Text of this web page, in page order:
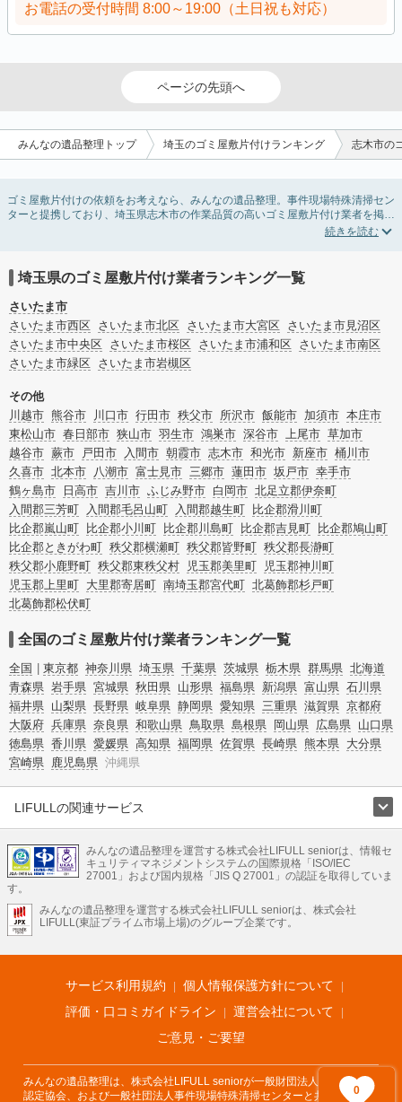
0
お電話の受付時間 8:00～19:00（土日祝も対応）
ページの先頭へ
みんなの遺品整理トップ 埼玉のゴミ屋敷片付けランキング 志木市の
ゴミ屋敷片付けの依頼をお考えなら、みんなの遺品整理。事件現場特殊清掃セン
ターと提携しており、埼玉県志木市の作業品質の高いゴミ屋敷片付け業者を掲載
しています。汚部屋の片付けに伴う不用品の処分・回収・引き取りから、外虫の
条件を利用し検索してみましょう。ゴミ屋敷になってしまう方は高齢で体力的に
掃除するのが難しい、認知症やセルフネグレクトになってしまう、精神的なスト
レスなど様々な原因があります。
またお役立ち情報も豊富なので、部屋を埋めつくす大量のゴミを自力で片付ける
方法についてもチェックしてみてください。
埼玉県のゴミ屋敷片付け業者ランキング一覧
さいたま市
さいたま市西区
さいたま市北区 さいたま市大宮区
さいたま市見沼区
さいたま市中央区
さいたま市桜区 さいたま市浦和区
さいたま市南区
さいたま市緑区
さいたま市岩槻区
その他
川越市 熊谷市 川口市 行田市 秩父市 所沢市 飯能市 加須市 本庄市
東松山市 春日部市 狭山市 羽生市 鴻巣市 深谷市 上尾市 草加市
越谷市 蕨市 戸田市 入間市 朝霞市 志木市 和光市 新座市 桶川市
久喜市 北本市 八潮市 富士見市 三郷市 蓮田市 坂戸市 幸手市
鶴ヶ島市
日高市 吉川市 ふじみ野市 白岡市 北足立郡伊奈町
入間郡三芳町
入間郡毛呂山町 入間郡越生町
比企郡滑川町
比企郡嵐山町
比企郡小川町 比企郡川島町 比企郡吉見町
比企郡鳩山町
比企郡ときがわ町 秩父郡横瀬町 秩父郡皆野町 秩父郡長瀞町
秩父郡小鹿野町 秩父郡東秩父村 児玉郡美里町
児玉郡神川町
児玉郡上里町 大里郡寄居町 南埼玉郡宮代町 北葛飾郡杉戸町
北葛飾郡松伏町
全国のゴミ屋敷片付け業者ランキング一覧
全国 東京都 神奈川県 埼玉県 千葉県 茨城県 栃木県 群馬県 北海道
青森県 岩手県 宮城県 秋田県 山形県 福島県 新潟県 富山県 石川県
福井県 山梨県 長野県 岐阜県 静岡県 愛知県 三重県 滋賀県 京都府
大阪府 兵庫県 奈良県 和歌山県 鳥取県 島根県 岡山県 広島県 山口県
徳島県 香川県 愛媛県 高知県 福岡県 佐賀県 長崎県 熊本県 大分県
宮崎県 鹿児島県 沖縄県
LIFULLの関連サービス
不動産・住宅
引越し 老人ホーム 地方創生 ママの就労支援
不動産クラウドファンディング 遺品整理 老後の暮らし情報
LIFULL HOME'Sのサービス
不動産・住宅
不動産査定 マンション専門売却査定 不動産投資 アドバイザー
不動産アーカイブ
空き家バンク 家賃相場 不動産会社
まちむすび
不動産用語集 住まいのお役立ち情報
LIFULL HOME'S PRESS
アプリ 不動産データ 不動産転職
みんなの遺品整理を運営する株式会社LIFULL seniorは、情報セ
キュリティマネジメントシステムの国際規格「ISO/IEC
27001」および国内規格「JIS Q 27001」の認証を取得していま
す。
みんなの遺品整理を運営する株式会社LIFULL seniorは、株式会社
LIFULL(東証プライム市場上場)のグループ企業です。
サービス利用規約
個人情報保護方針について
評価・口コミガイドライン
運営会社について
ご意見・ご要望
みんなの遺品整理は、株式会社LIFULL seniorが一般財団法人遺品整理士
認定協会、および一般社団法人事件現場特殊清掃センターと共同でサービ